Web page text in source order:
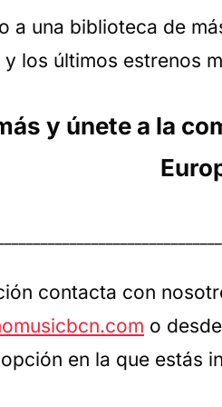
a una biblioteca de
los últimos estrenos
y únete a la
contacta con
o
en la que estás